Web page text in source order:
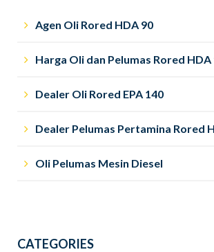
Agen Oli Rored HDA 90
Harga Oli dan Pelumas Rored HDA
Dealer Oli Rored EPA 140
Dealer Pelumas Pertamina Rored
Oli Pelumas Mesin Diesel
CATEGORIES